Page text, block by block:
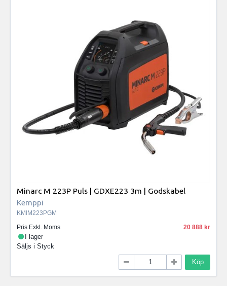
Minarc M 223P Puls | GDXE223 3m | Godskabel
Kemppi
KMIM223PGM
Pris Exkl. Moms
20 888
I lager
Säljs i Styck
Köp